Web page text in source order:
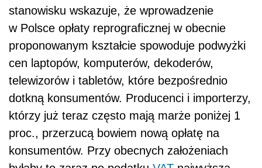
byłaby to zaraz po podatkuVATnajwyższa
opłata, jaką ponosi kupujący. Udział w cenie
np. podatku dochodowego jest niemal 30-
krotnie niższy.
– Byłby to bardzo niesprawiedliwypodatek
który uderzyłby przede wszystkim w osoby
najuboższe. Sprzęt elektroniczny to już nie są
gadżety ani zabawki. W sytuacji pandemii,
kiedy mamy naukę i pracę zdalną, bardzo